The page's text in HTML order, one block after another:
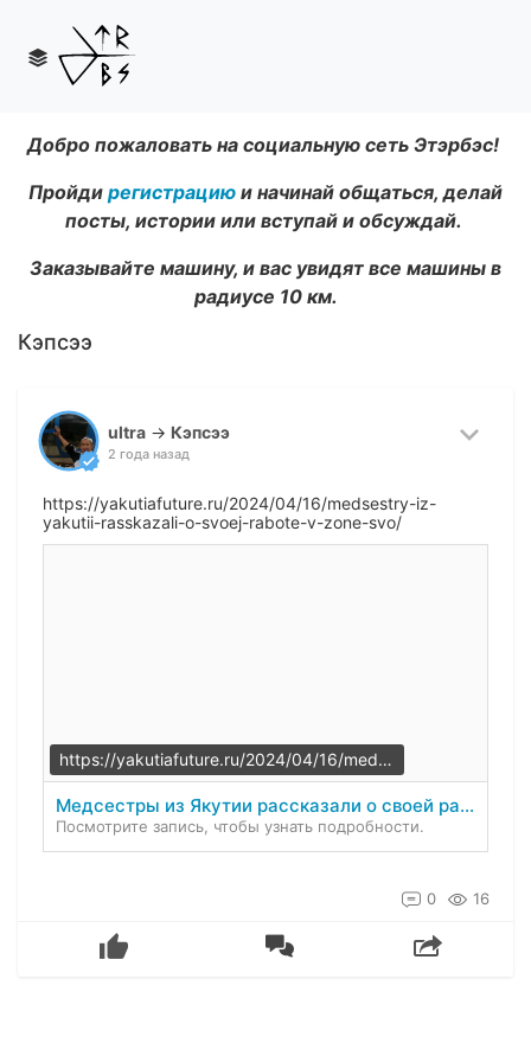
Добро пожаловать на социальную сеть Этэрбэс!
Пройди регистрацию и начинай общаться, делай
посты, истории или вступай и обсуждай.
Заказывайте машину, и вас увидят все машины в
радиусе 10 км.
Кэпсээ
ultra → Кэпсээ
2 года назад
https://yakutiafuture.ru/2024/04/16/medsestry-iz-
yakutii-rasskazali-o-svoej-rabote-v-zone-svo/
https://yakutiafuture.ru/2024/04/16/medsestry-iz-yakutii-rasskazali-o-svoej-rabote-v-zone-svo/
Медсестры из Якутии рассказали о своей работе в зоне СВО
Посмотрите запись, чтобы узнать подробности.
0 16